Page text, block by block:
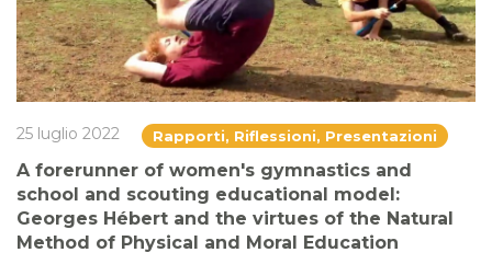
25 luglio 2022 Rapporti, Riflessioni, Presentazioni
A forerunner of women's gymnastics and
school and scouting educational model:
Georges Hébert and the virtues of the Natural
Method of Physical and Moral Education